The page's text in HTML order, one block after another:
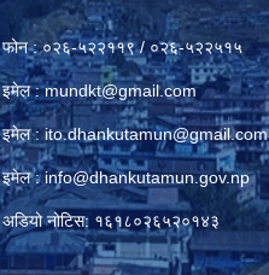
फोन : ०२६-५२२११९ / ०२६-५२२५१५
इमेल :mundkt@gmail.com
इमेल :ito.dhankutamun@gmail.com
इमेल :info@dhankutamun.gov.np
अडियो नोटिस: १६१८०२६५२०१४३